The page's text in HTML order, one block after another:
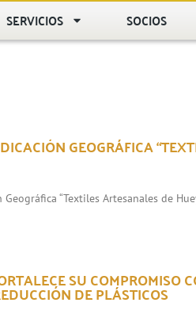
SERVICIOS SOCIOS
GEOGRÁFICA
“Textiles Artesanales de
SU COMPROMISO
DE PLÁSTICOS